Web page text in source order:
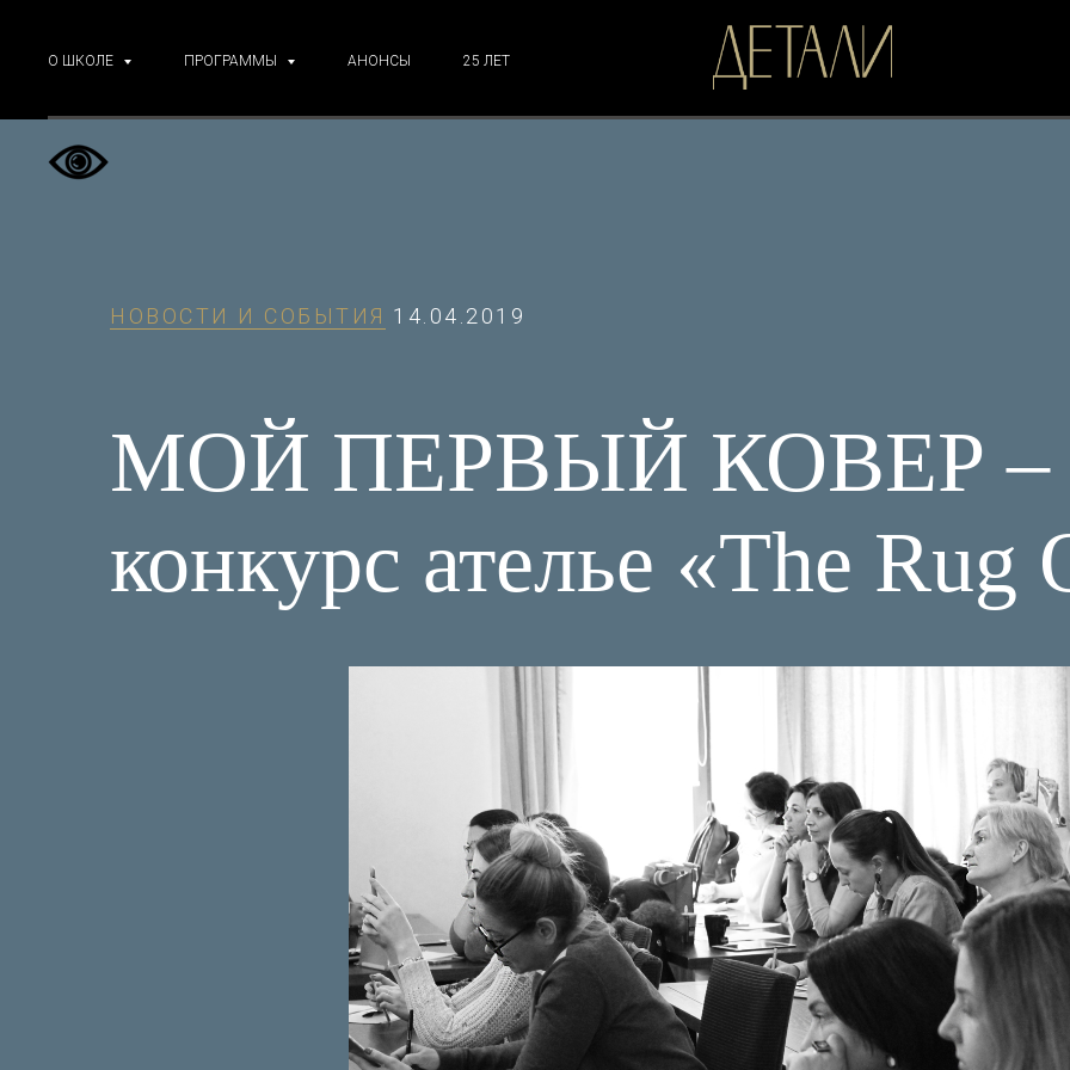
О ШКОЛЕ ПРОГРАММЫ АНОНСЫ 25 ЛЕТ
НОВОСТИ И СОБЫТИЯ 14.04.2019
МОЙ ПЕРВЫЙ КОВЕР –
конкурс ателье «The Rug